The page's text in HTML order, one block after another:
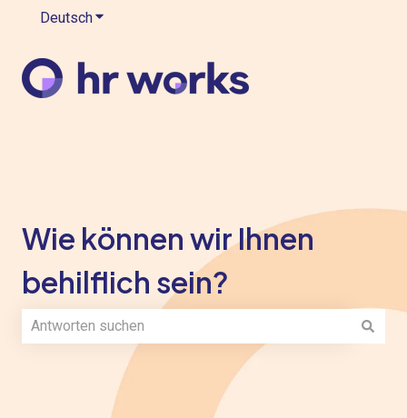
DeutschUntermenü für Übersetzungen anzeigen
Wie können wir Ihnen
behilflich sein?
Es gibt keine Vorschläge, da das Suchfeld leer ist.